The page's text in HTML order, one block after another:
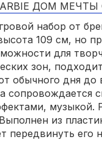
набор от
109 см, но
для
зон,
обычного дня до
сопровождается
музыкой.
из
передвинуть его